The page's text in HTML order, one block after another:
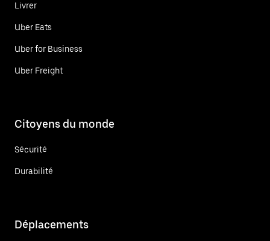
Livrer
Uber Eats
Uber for Business
Uber Freight
Citoyens du monde
Sécurité
Durabilité
Déplacements